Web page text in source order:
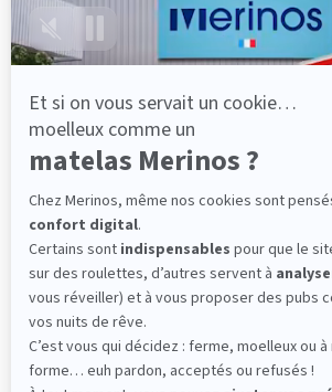
Découvrir
Livraison gratuite
Fabrication Française
101 nuits d'essai*